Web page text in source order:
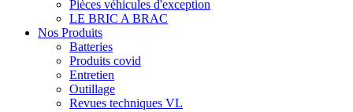
Pièces véhicules d'exception
LE BRIC A BRAC
Nos Produits
Batteries
Produits covid
Entretien
Outillage
Revues techniques VL